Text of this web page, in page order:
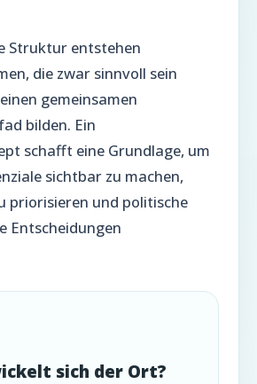
Struktur entstehen
die zwar sinnvoll sein
gemeinsamen
bilden. Ein
schafft eine Grundlage, um
sichtbar zu machen,
priorisieren und politische
Entscheidungen
sich der Ort?